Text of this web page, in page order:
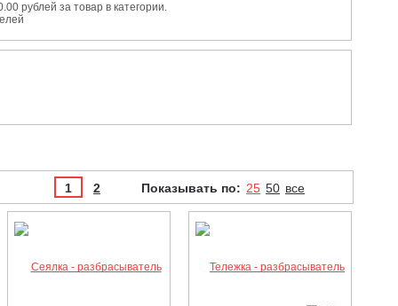
рублей за товар в категории.
Показывать по: 25 50 все
1 2